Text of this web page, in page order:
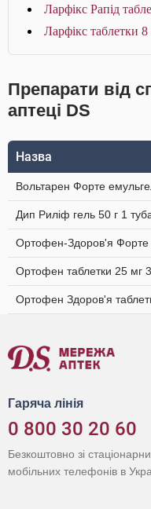
Ларфікс Рапід
Ларфікс таблетки
Препарати від
аптеці DS
Назва
Вольтарен Форте
Дип Риліф гель 50 г 1
Ортофен-Здоров'я Форте
Ортофен таблетки 25 мг
Ортофен Здоров'я
Гаряча лінія
0 800 30 20 60
Безкоштовно зі
мобільних телефонів в